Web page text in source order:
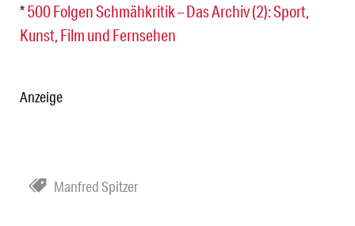
*500 Folgen Schmähkritik – Das Archiv (2): Sport,
Kunst, Film und Fernsehen
Anzeige
Manfred Spitzer